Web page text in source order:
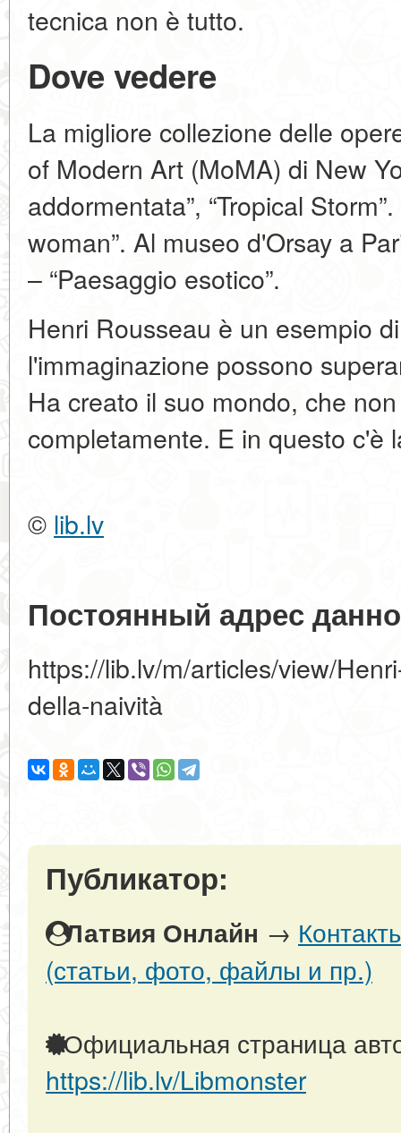
tecnica non è tutto.
Dove vedere
La migliore collezione delle
of Modern Art (MoMA) di New
addormentata”, “Tropical
woman”. Al museo d'Orsay a
– “Paesaggio esotico”.
Henri Rousseau è un esempio
l'immaginazione possono
Ha creato il suo mondo, che
completamente. E in questo c'è
© lib.lv
Постоянный адрес
https://lib.lv/m/articles/view/
della-naività
Публикатор:
Латвия Онлайн →
(статьи, фото, файлы и пр.)
Официальная страница
https://lib.lv/Libmonster